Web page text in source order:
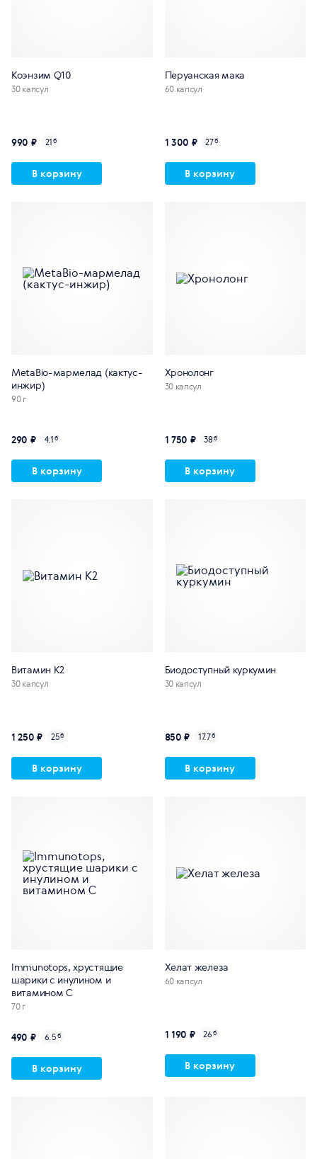
Коэнзим Q10
30 капсул
990 ₽ 21б
В корзину
Перуанская мака
60 капсул
1 300 ₽ 27б
В корзину
MetaBio-мармелад (кактус-
инжир)
90 г
290 ₽ 4.1б
В корзину
Хронолонг
30 капсул
1 750 ₽ 38б
В корзину
Витамин К2
30 капсул
1 250 ₽ 25б
В корзину
Биодоступный куркумин
30 капсул
850 ₽ 17.7б
В корзину
Immunotops, хрустящие
шарики с инулином и
витамином С
70 г
490 ₽ 6.5б
В корзину
Хелат железа
60 капсул
1 190 ₽ 26б
В корзину